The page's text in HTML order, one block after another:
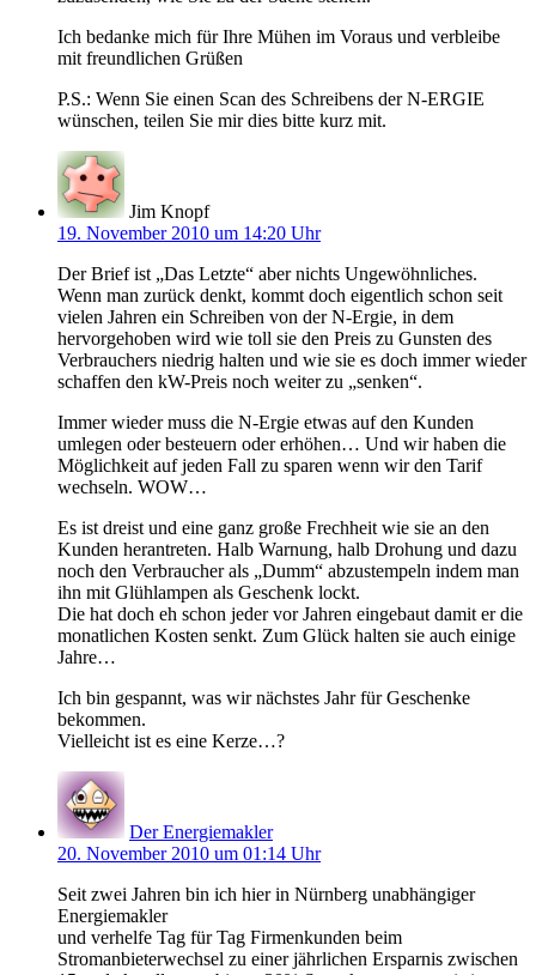
Ich bedanke mich für Ihre Mühen im Voraus und verbleibe
mit freundlichen Grüßen
P.S.: Wenn Sie einen Scan des Schreibens der N-ERGIE
wünschen, teilen Sie mir dies bitte kurz mit.
Jim Knopf
19. November 2010 um 14:20 Uhr
Der Brief ist „Das Letzte“ aber nichts Ungewöhnliches.
Wenn man zurück denkt, kommt doch eigentlich schon seit
vielen Jahren ein Schreiben von der N-Ergie, in dem
hervorgehoben wird wie toll sie den Preis zu Gunsten des
Verbrauchers niedrig halten und wie sie es doch immer wieder
schaffen den kW-Preis noch weiter zu „senken“.
Immer wieder muss die N-Ergie etwas auf den Kunden
umlegen oder besteuern oder erhöhen… Und wir haben die
Möglichkeit auf jeden Fall zu sparen wenn wir den Tarif
wechseln. WOW…
Es ist dreist und eine ganz große Frechheit wie sie an den
Kunden herantreten. Halb Warnung, halb Drohung und dazu
noch den Verbraucher als „Dumm“ abzustempeln indem man
ihn mit Glühlampen als Geschenk lockt.
Die hat doch eh schon jeder vor Jahren eingebaut damit er die
monatlichen Kosten senkt. Zum Glück halten sie auch einige
Jahre…
Ich bin gespannt, was wir nächstes Jahr für Geschenke
bekommen.
Vielleicht ist es eine Kerze…?
Der Energiemakler
20. November 2010 um 01:14 Uhr
Seit zwei Jahren bin ich hier in Nürnberg unabhängiger
Energiemakler
und verhelfe Tag für Tag Firmenkunden beim
Stromanbieterwechsel zu einer jährlichen Ersparnis zwischen